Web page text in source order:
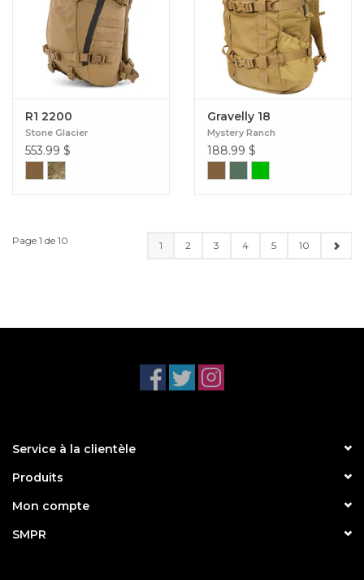
R1 2200
Stone Glacier
553.99 $
Gravelly 18
Mystery Ranch
188.99 $
Page 1 de 10 1 2 3 4 5 10
Service à la clientèle
Produits
Mon compte
SMPR